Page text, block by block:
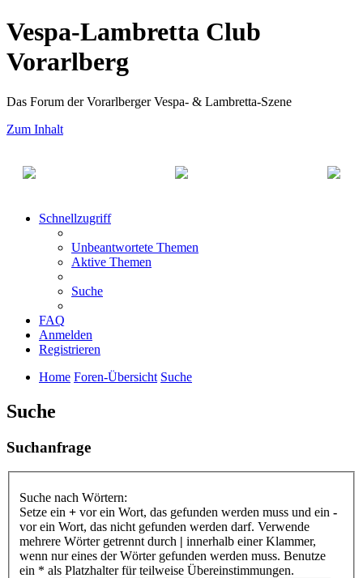
Vespa-Lambretta Club
Vorarlberg
Das Forum der Vorarlberger Vespa- & Lambretta-Szene
Zum Inhalt
Schnellzugriff
Unbeantwortete Themen
Aktive Themen
Suche
FAQ
Anmelden
Registrieren
Home Foren-Übersicht Suche
Suche
Suchanfrage
Suche nach Wörtern:
Setze ein + vor ein Wort, das gefunden werden muss und ein -
vor ein Wort, das nicht gefunden werden darf. Verwende
mehrere Wörter getrennt durch | innerhalb einer Klammer,
wenn nur eines der Wörter gefunden werden muss. Benutze
ein * als Platzhalter für teilweise Übereinstimmungen.